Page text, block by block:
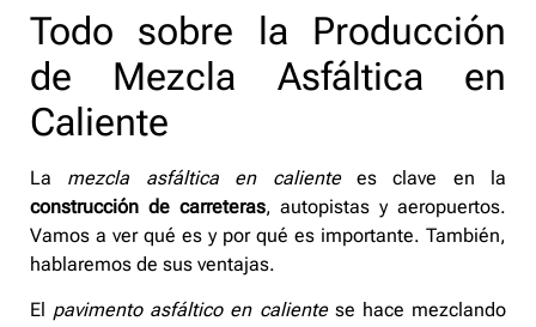
Todo sobre la Producción
de Mezcla Asfáltica en
Caliente
La mezcla asfáltica en calientees clave en la
construcción de carreteras, autopistas y aeropuertos.
Vamos a ver qué es y por qué es importante. También,
hablaremos de sus ventajas.
El pavimento asfáltico en calientese hace mezclando